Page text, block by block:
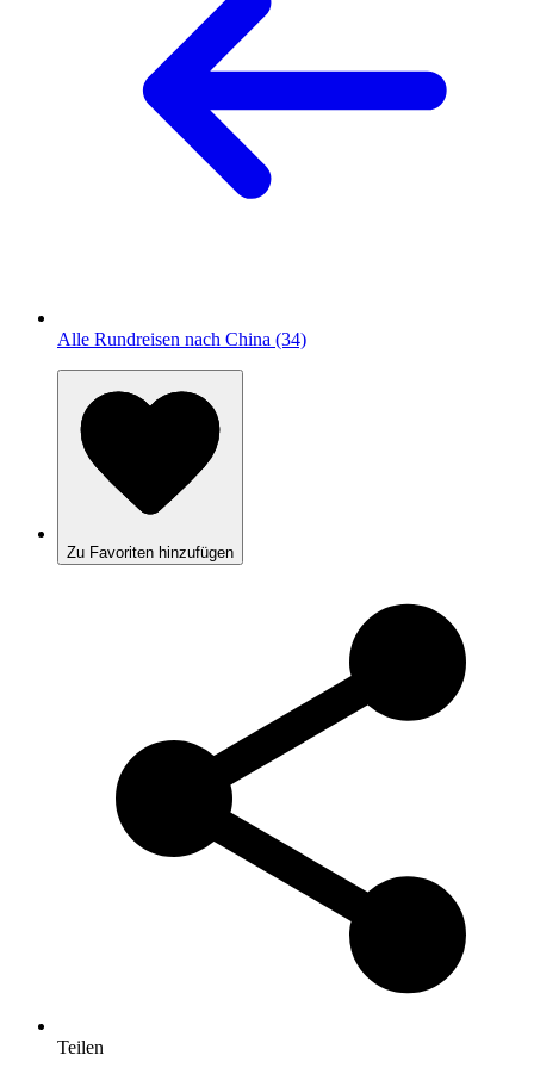
Alle Rundreisen nach China (34)
Zu Favoriten hinzufügen
Teilen